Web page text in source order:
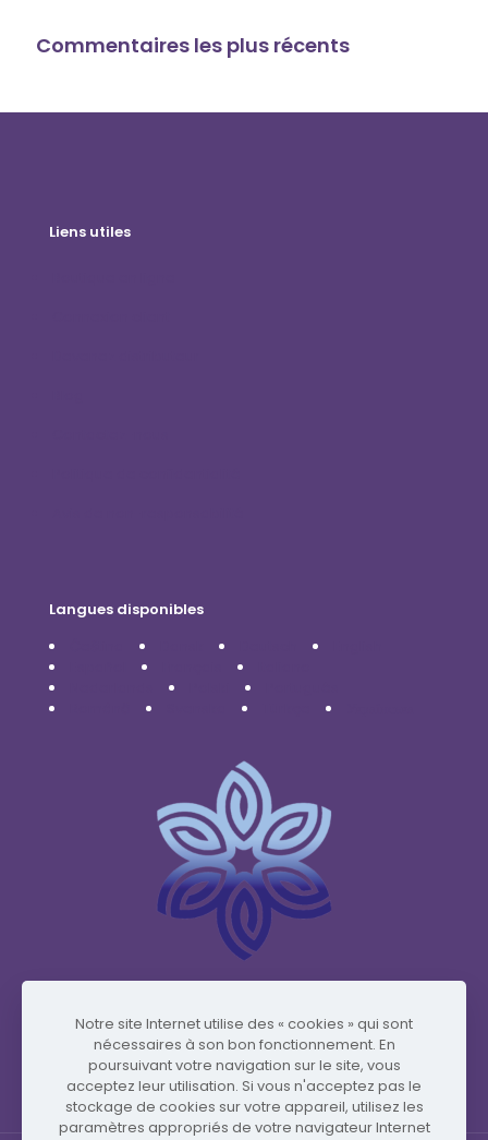
Commentaires les plus récents
Liens utiles
Langues disponibles
Notre site Internet utilise des « cookies » qui sont
nécessaires à son bon fonctionnement. En
poursuivant votre navigation sur le site, vous
acceptez leur utilisation. Si vous n'acceptez pas le
stockage de cookies sur votre appareil, utilisez les
paramètres appropriés de votre navigateur Internet